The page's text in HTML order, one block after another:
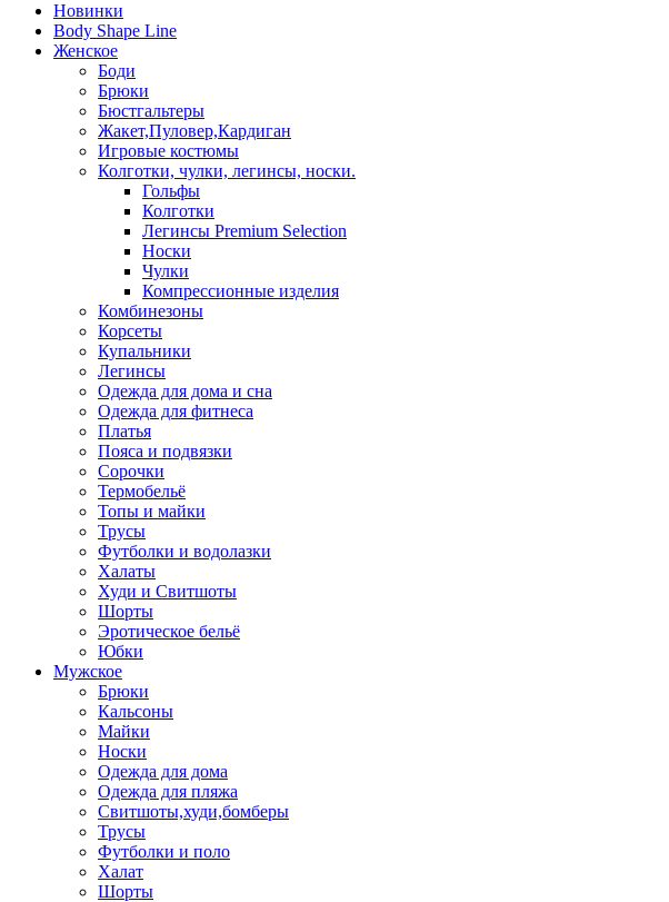
Новинки
Body Shape Line
Женское
Боди
Брюки
Бюстгальтеры
Жакет,Пуловер,Кардиган
Игровые костюмы
Колготки, чулки, легинсы, носки.
Гольфы
Колготки
Легинсы Premium Selection
Носки
Чулки
Компрессионные изделия
Комбинезоны
Корсеты
Купальники
Легинсы
Одежда для дома и сна
Одежда для фитнеса
Платья
Пояса и подвязки
Сорочки
Термобельё
Топы и майки
Трусы
Футболки и водолазки
Халаты
Худи и Свитшоты
Шорты
Эротическое бельё
Юбки
Мужское
Брюки
Кальсоны
Майки
Носки
Одежда для дома
Одежда для пляжа
Свитшоты,худи,бомберы
Трусы
Футболки и поло
Халат
Шорты